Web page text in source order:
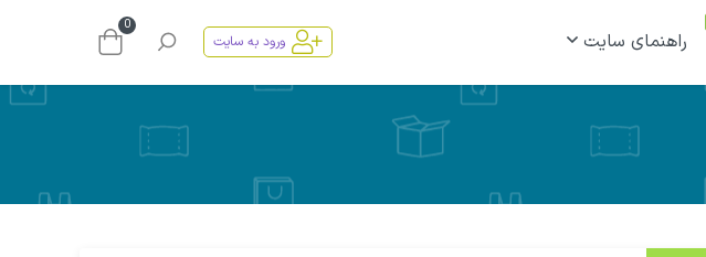
راهنمای سایت ورود به سایت
0